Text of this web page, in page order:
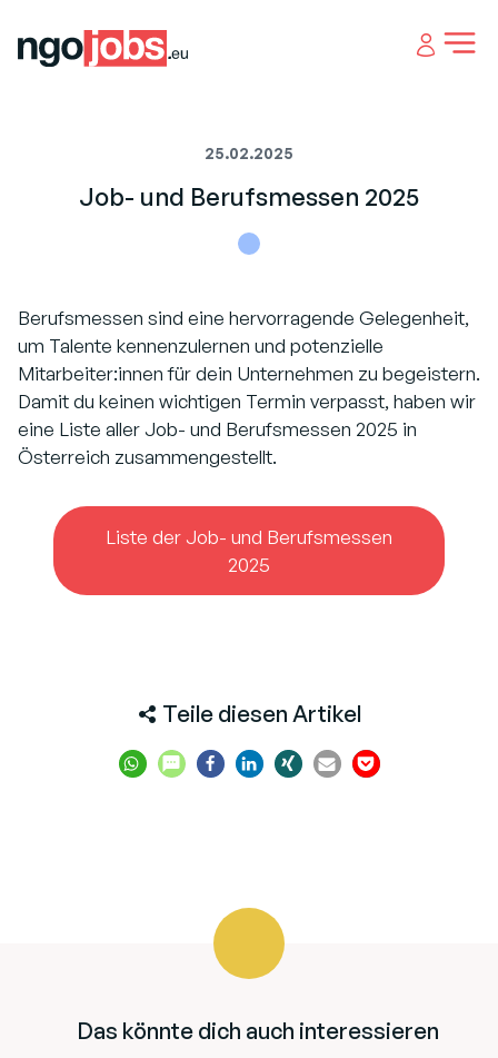
Open
25.02.2025
Job- und Berufsmessen 2025
Berufsmessen sind eine hervorragende Gelegenheit,
um Talente kennenzulernen und potenzielle
Mitarbeiter:innen für dein Unternehmen zu begeistern.
Damit du keinen wichtigen Termin verpasst, haben wir
eine Liste aller Job- und Berufsmessen 2025 in
Österreich zusammengestellt.
Liste der Job- und Berufsmessen
2025
Teile diesen Artikel
Das könnte dich auch interessieren